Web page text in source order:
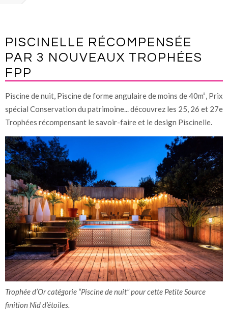
PISCINELLE RÉCOMPENSÉE
PAR 3 NOUVEAUX TROPHÉES
FPP
Piscine de nuit, Piscine de forme angulaire de moins de 40m², Prix
spécial Conservation du patrimoine... découvrez les 25, 26 et 27e
Trophées récompensant le savoir-faire et le design Piscinelle.
Trophée d’Or catégorie “Piscine de nuit” pour cette Petite Source
finition Nid d’étoiles.